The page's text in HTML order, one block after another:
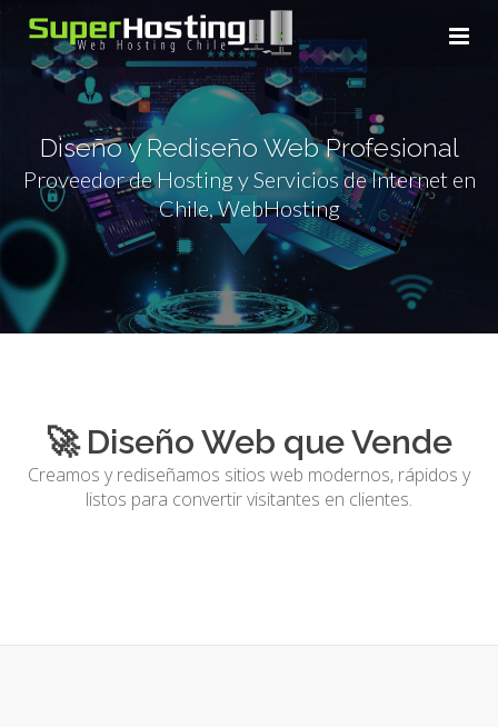
Diseño y Rediseño Web Profesional
Proveedor de Hosting y Servicios de Internet en
Chile, WebHosting
Aviso de pago
Solicitar factura
🚀 Diseño Web que Vende
Creamos y rediseñamos sitios web modernos, rápidos y
listos para convertir visitantes en clientes.